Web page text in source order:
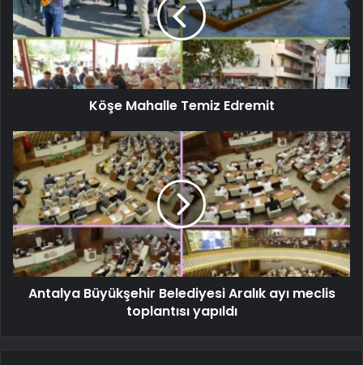
Köşe Mahalle Temiz Edremit
Antalya Büyükşehir Belediyesi Aralık ayı meclis
toplantısı yapıldı